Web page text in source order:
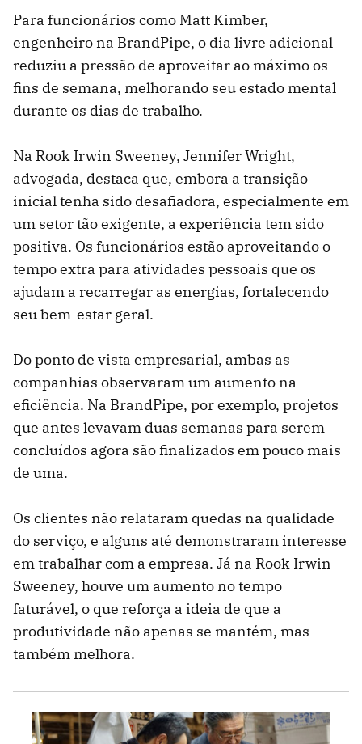
Para funcionários como Matt Kimber,
engenheiro na BrandPipe, o dia livre adicional
reduziu a pressão de aproveitar ao máximo os
fins de semana, melhorando seu estado mental
durante os dias de trabalho.
Na Rook Irwin Sweeney, Jennifer Wright,
advogada, destaca que, embora a transição
inicial tenha sido desafiadora, especialmente em
um setor tão exigente, a experiência tem sido
positiva. Os funcionários estão aproveitando o
tempo extra para atividades pessoais que os
ajudam a recarregar as energias, fortalecendo
seu bem-estar geral.
Do ponto de vista empresarial, ambas as
companhias observaram um aumento na
eficiência. Na BrandPipe, por exemplo, projetos
que antes levavam duas semanas para serem
concluídos agora são finalizados em pouco mais
de uma.
Os clientes não relataram quedas na qualidade
do serviço, e alguns até demonstraram interesse
em trabalhar com a empresa. Já na Rook Irwin
Sweeney, houve um aumento no tempo
faturável, o que reforça a ideia de que a
produtividade não apenas se mantém, mas
também melhora.